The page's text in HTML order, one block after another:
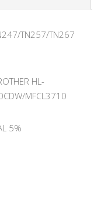
TN257/TN267
HL-
MFCL3710
5%